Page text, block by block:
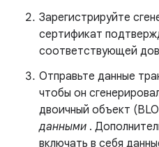
Зарегистрируйте
сертификат
соответствующей
Отправьте данные
чтобы он
двоичный объект
данными .
включать в себя